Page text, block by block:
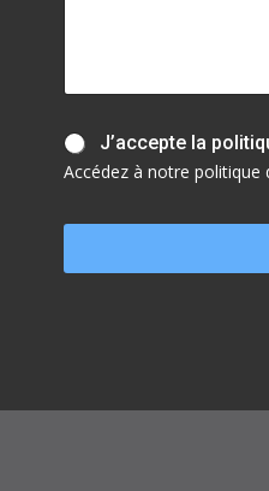
J
c
p
o
J’accepte la
Accédez à notre politique